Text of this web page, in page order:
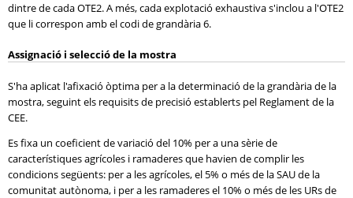
dintre de cada OTE2. A més, cada explotació exhaustiva s'inclou a l'OTE2
que li correspon amb el codi de grandària 6.
Assignació i selecció de la mostra
S'ha aplicat l'afixació òptima per a la determinació de la grandària de la
mostra, seguint els requisits de precisió establerts pel Reglament de la
CEE.
Es fixa un coeficient de variació del 10% per a una sèrie de
característiques agrícoles i ramaderes que havien de complir les
condicions següents: per a les agrícoles, el 5% o més de la SAU de la
comunitat autònoma, i per a les ramaderes el 10% o més de les URs de